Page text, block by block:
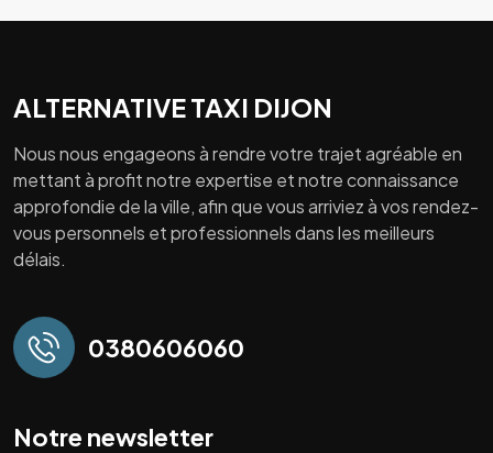
ALTERNATIVE TAXI DIJON
Nous nous engageons à rendre votre trajet agréable en
mettant à profit notre expertise et notre connaissance
approfondie de la ville, afin que vous arriviez à vos rendez-
vous personnels et professionnels dans les meilleurs
délais.
0380606060
Notre newsletter